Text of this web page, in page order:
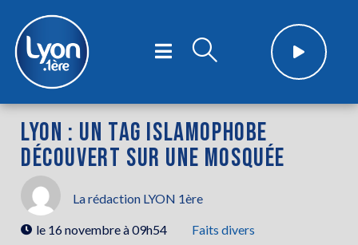
LYON : UN TAG ISLAMOPHOBE
DÉCOUVERT SUR UNE MOSQUÉE
La rédaction LYON 1ère
le 16 novembre à 09h54 Faits divers